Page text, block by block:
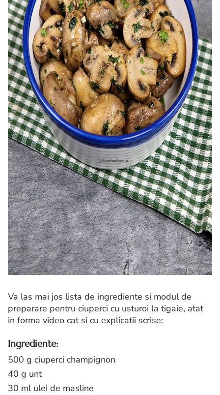
Va las mai jos lista de ingrediente si modul de
preparare pentru ciuperci cu usturoi la tigaie, atat
in forma video cat si cu explicatii scrise:
Ingrediente:
500 g ciuperci champignon
40 g unt
30 ml ulei de masline